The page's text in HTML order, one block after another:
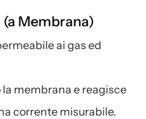
Membrana)
ai gas ed
membrana e reagisce
corrente misurabile.